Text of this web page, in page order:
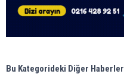
Bu Kategorideki Diğer Haberler